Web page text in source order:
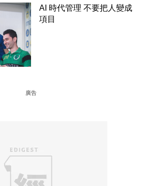
AI 時代管理 不要把人變成
項目
廣告